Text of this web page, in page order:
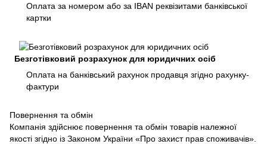
Оплата за номером або за IBAN реквізитами банківської
картки
Безготівковий розрахунок для юридичних осіб
Оплата на банківський рахунок продавця згідно рахунку-
фактури
Повернення та обмін
Компанія здійснює повернення та обмін товарів належної
якості згідно із Законом України «Про захист прав споживачів».